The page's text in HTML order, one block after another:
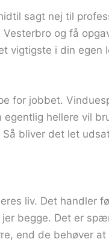
sagt nej til
og få
vigtigste i din egen
for jobbet.
hellere vil
bliver det let
liv. Det handler
begge. Det er
end de behøver